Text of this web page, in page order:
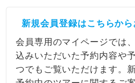
新規会員登録はこちらか
会員専用のマイページでは
込みいただいた予約内容や
つでもご覧いただけます。